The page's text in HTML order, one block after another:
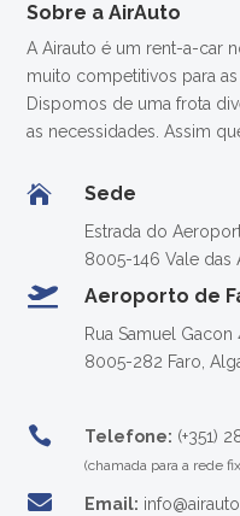
Sobre a AirAuto
A Airauto é um rent-a-car
muito competitivos para as
Dispomos de uma frota
as necessidades. Assim
 Sede
Estrada do
8005-146 Vale das
 Aeroporto de
Rua Samuel Gacon
8005-282 Faro,
 Telefone: (+351)
(chamada para a rede
 Email: